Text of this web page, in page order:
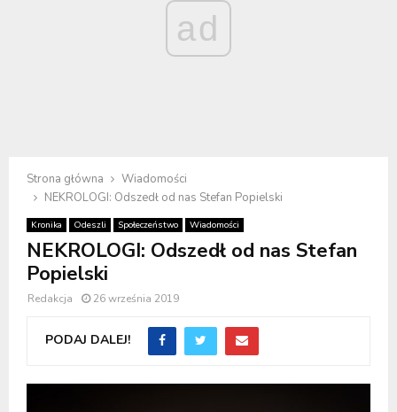
ad
Strona główna
Wiadomości
NEKROLOGI: Odszedł od nas Stefan Popielski
Kronika Odeszli Społeczeństwo Wiadomości
NEKROLOGI: Odszedł od nas Stefan
Popielski
Redakcja 26 września 2019
PODAJ DALEJ!